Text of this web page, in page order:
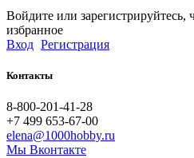
Войдите или зарегистрируйтесь,
избранное
Вход Регистрация
Контакты
8-800-201-41-28
+7 499 653-67-00
elena@1000hobby.ru
Мы Вконтакте